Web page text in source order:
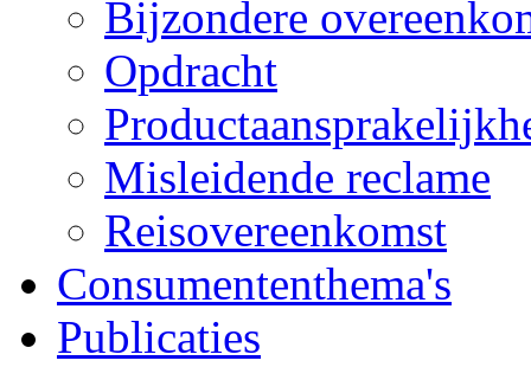
Bijzondere
Opdracht
Misleidende reclame
Reisovereenkomst
Consumententhema's
Publicaties